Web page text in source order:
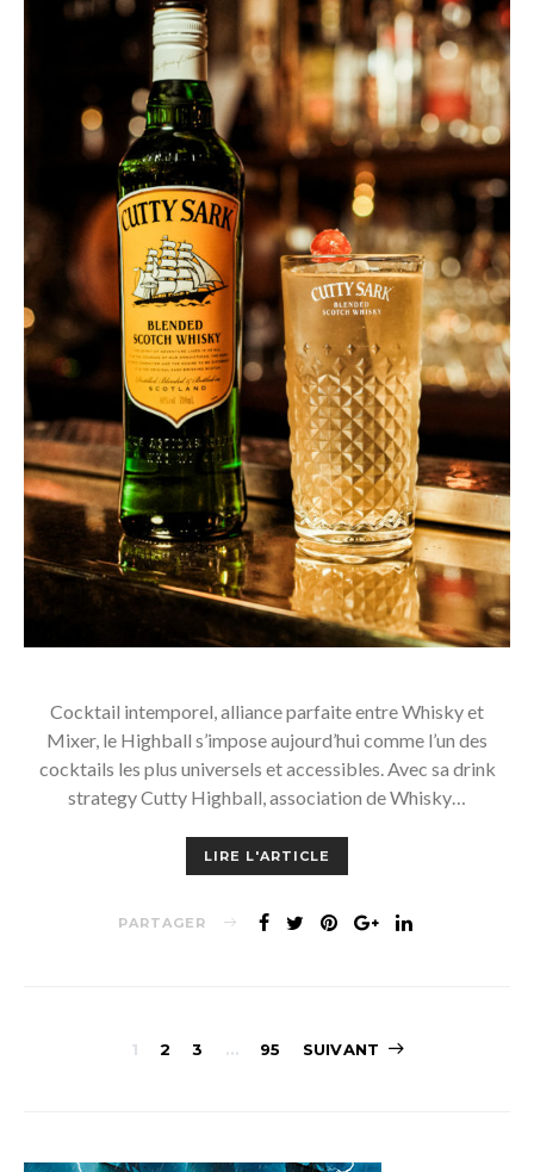
Cocktail intemporel, alliance parfaite entre Whisky et
Mixer, le Highball s’impose aujourd’hui comme l’un des
cocktails les plus universels et accessibles. Avec sa drink
strategy Cutty Highball, association de Whisky…
LIRE L'ARTICLE
PARTAGER
Navigation
1 2 3 … 95 SUIVANT